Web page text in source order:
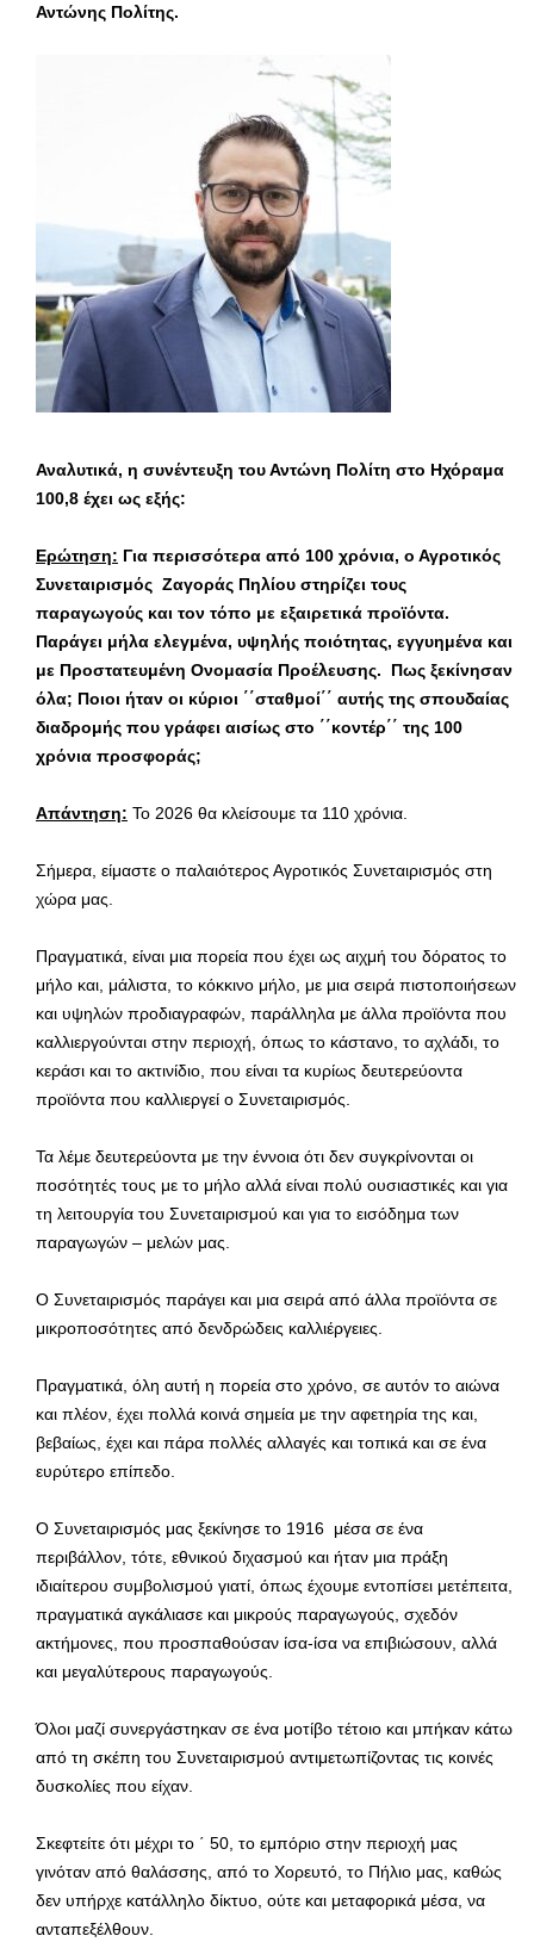
Αντώνης Πολίτης.
Αναλυτικά, η συνέντευξη του Αντώνη Πολίτη στο Ηχόραμα
100,8 έχει ως εξής:
Ερώτηση: Για περισσότερα από 100 χρόνια, ο Αγροτικός
Συνεταιρισμός Ζαγοράς Πηλίου στηρίζει τους
παραγωγούς και τον τόπο με εξαιρετικά προϊόντα.
Παράγει μήλα ελεγμένα, υψηλής ποιότητας, εγγυημένα και
με Προστατευμένη Ονομασία Προέλευσης. Πως ξεκίνησαν
όλα; Ποιοι ήταν οι κύριοι ΄΄σταθμοί΄΄ αυτής της σπουδαίας
διαδρομής που γράφει αισίως στο ΄΄κοντέρ΄΄ της 100
χρόνια προσφοράς;
Απάντηση: Το 2026 θα κλείσουμε τα 110 χρόνια.
Σήμερα, είμαστε ο παλαιότερος Αγροτικός Συνεταιρισμός στη
χώρα μας.
Πραγματικά, είναι μια πορεία που έχει ως αιχμή του δόρατος το
μήλο και, μάλιστα, το κόκκινο μήλο, με μια σειρά πιστοποιήσεων
και υψηλών προδιαγραφών, παράλληλα με άλλα προϊόντα που
καλλιεργούνται στην περιοχή, όπως το κάστανο, το αχλάδι, το
κεράσι και το ακτινίδιο, που είναι τα κυρίως δευτερεύοντα
προϊόντα που καλλιεργεί ο Συνεταιρισμός.
Τα λέμε δευτερεύοντα με την έννοια ότι δεν συγκρίνονται οι
ποσότητές τους με το μήλο αλλά είναι πολύ ουσιαστικές και για
τη λειτουργία του Συνεταιρισμού και για το εισόδημα των
παραγωγών – μελών μας.
Ο Συνεταιρισμός παράγει και μια σειρά από άλλα προϊόντα σε
μικροποσότητες από δενδρώδεις καλλιέργειες.
Πραγματικά, όλη αυτή η πορεία στο χρόνο, σε αυτόν το αιώνα
και πλέον, έχει πολλά κοινά σημεία με την αφετηρία της και,
βεβαίως, έχει και πάρα πολλές αλλαγές και τοπικά και σε ένα
ευρύτερο επίπεδο.
Ο Συνεταιρισμός μας ξεκίνησε το 1916 μέσα σε ένα
περιβάλλον, τότε, εθνικού διχασμού και ήταν μια πράξη
ιδιαίτερου συμβολισμού γιατί, όπως έχουμε εντοπίσει μετέπειτα,
πραγματικά αγκάλιασε και μικρούς παραγωγούς, σχεδόν
ακτήμονες, που προσπαθούσαν ίσα-ίσα να επιβιώσουν, αλλά
και μεγαλύτερους παραγωγούς.
Όλοι μαζί συνεργάστηκαν σε ένα μοτίβο τέτοιο και μπήκαν κάτω
από τη σκέπη του Συνεταιρισμού αντιμετωπίζοντας τις κοινές
δυσκολίες που είχαν.
Σκεφτείτε ότι μέχρι το ΄ 50, το εμπόριο στην περιοχή μας
γινόταν από θαλάσσης, από το Χορευτό, το Πήλιο μας, καθώς
δεν υπήρχε κατάλληλο δίκτυο, ούτε και μεταφορικά μέσα, να
ανταπεξέλθουν.